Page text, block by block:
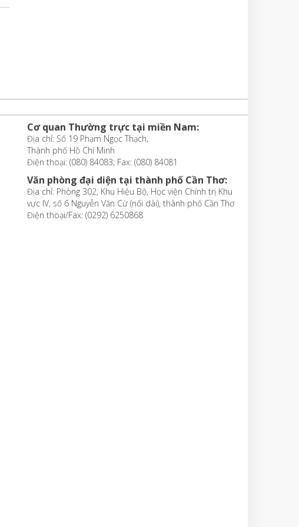
Cơ quan Thường trực tại miền Nam:
Địa chỉ: Số 19 Phạm Ngọc Thạch,
Thành phố Hồ Chí Minh
Điện thoại: (080) 84083; Fax: (080) 84081
Văn phòng đại diện tại thành phố Cần Thơ:
Địa chỉ: Phòng 302, Khu Hiệu Bộ, Học viện Chính trị Khu
vực IV, số 6 Nguyễn Văn Cừ (nối dài), thành phố Cần Thơ
Điện thoại/Fax: (0292) 6250868